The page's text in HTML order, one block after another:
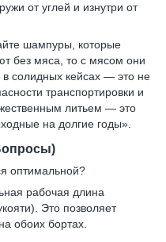
от углей и изнутри от
шампуры, которые
без мяса, то с мясом они
солидных кейсах — это не
транспортировки и
литьем — это
на долгие годы».
оптимальной?
рабочая длина
Это позволяет
обоих бортах.